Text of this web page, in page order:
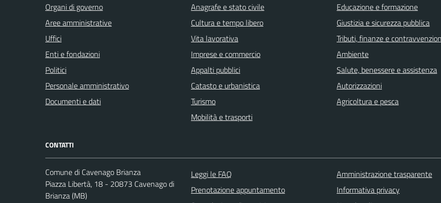
Organi di governo
Aree amministrative
Uffici
Enti e fondazioni
Politici
Personale amministrativo
Documenti e dati
Anagrafe e stato civile
Cultura e tempo libero
Vita lavorativa
Imprese e commercio
Appalti pubblici
Catasto e urbanistica
Turismo
Mobilità e trasporti
Educazione e formazione
Giustizia e sicurezza pubblica
Tributi, finanze e
Ambiente
Salute, benessere e assistenza
Autorizzazioni
Agricoltura e pesca
CONTATTI
Comune di Cavenago Brianza
Piazza Libertà, 18 - 20873 Cavenago di
Brianza (MB)
Leggi le FAQ
Prenotazione appuntamento
Amministrazione trasparente
Informativa privacy